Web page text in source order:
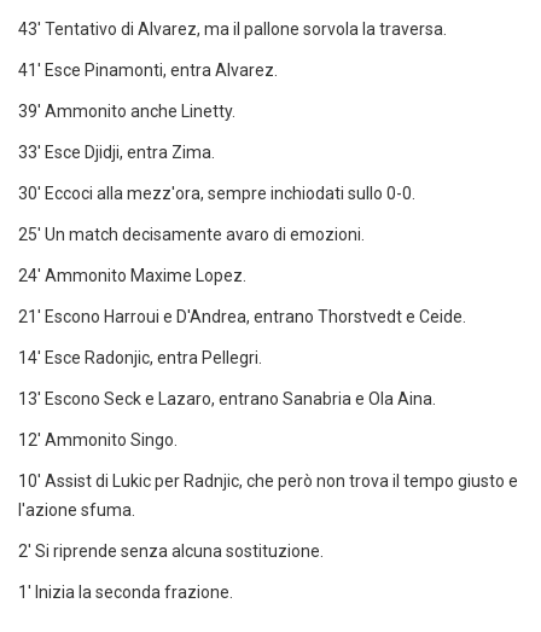
43' Tentativo di Alvarez, ma il pallone sorvola la traversa.
41' Esce Pinamonti, entra Alvarez.
39' Ammonito anche Linetty.
33' Esce Djidji, entra Zima.
30' Eccoci alla mezz'ora, sempre inchiodati sullo 0-0.
25' Un match decisamente avaro di emozioni.
24' Ammonito Maxime Lopez.
21' Escono Harroui e D'Andrea, entrano Thorstvedt e Ceide.
14' Esce Radonjic, entra Pellegri.
13' Escono Seck e Lazaro, entrano Sanabria e Ola Aina.
12' Ammonito Singo.
10' Assist di Lukic per Radnjic, che però non trova il tempo giusto e
l'azione sfuma.
2' Si riprende senza alcuna sostituzione.
1' Inizia la seconda frazione.